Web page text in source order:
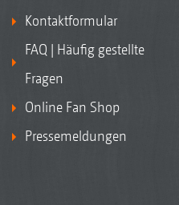
Kontaktformular
FAQ | Häufig gestellte
Fragen
Online Fan Shop
Pressemeldungen